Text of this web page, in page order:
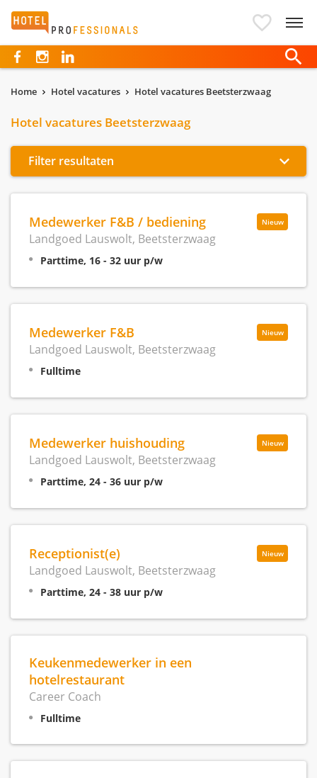
Hotelprofessionals
Home Hotel vacatures Hotel vacatures Beetsterzwaag
Hotel vacatures Beetsterzwaag
Filter resultaten
Nieuw
Medewerker F&B / bediening
Landgoed Lauswolt, Beetsterzwaag
Parttime, 16 - 32 uur p/w
Nieuw
Medewerker F&B
Landgoed Lauswolt, Beetsterzwaag
Fulltime
Nieuw
Medewerker huishouding
Landgoed Lauswolt, Beetsterzwaag
Parttime, 24 - 36 uur p/w
Nieuw
Receptionist(e)
Landgoed Lauswolt, Beetsterzwaag
Parttime, 24 - 38 uur p/w
Keukenmedewerker in een
hotelrestaurant
Career Coach
Fulltime